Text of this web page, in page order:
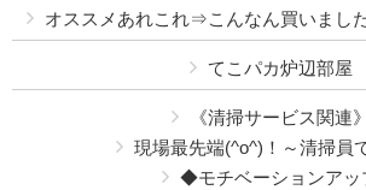
オススメあれこれ⇒こんなん買いまし
てこパカ炉辺部屋
《清掃サービス関連》
現場最先端(^o^)！～清掃員
◆モチベーションアッ